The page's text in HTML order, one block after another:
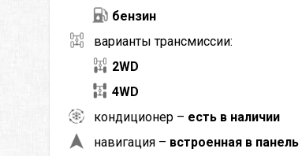
бензин
варианты трансмиссии:
2WD
4WD
кондиционер – есть в наличии
навигация – встроенная в панель